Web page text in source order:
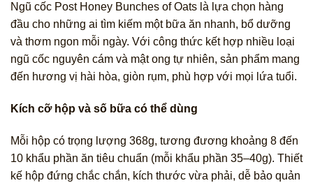
Ngũ cốc Post Honey Bunches of Oats là lựa chọn hàng
đầu cho những ai tìm kiếm một bữa ăn nhanh, bổ dưỡng
và thơm ngon mỗi ngày. Với công thức kết hợp nhiều loại
ngũ cốc nguyên cám và mật ong tự nhiên, sản phẩm mang
đến hương vị hài hòa, giòn rụm, phù hợp với mọi lứa tuổi.
Kích cỡ hộp và số bữa có thể dùng
Mỗi hộp có trọng lượng 368g, tương đương khoảng 8 đến
10 khẩu phần ăn tiêu chuẩn (mỗi khẩu phần 35–40g). Thiết
kế hộp đứng chắc chắn, kích thước vừa phải, dễ bảo quản